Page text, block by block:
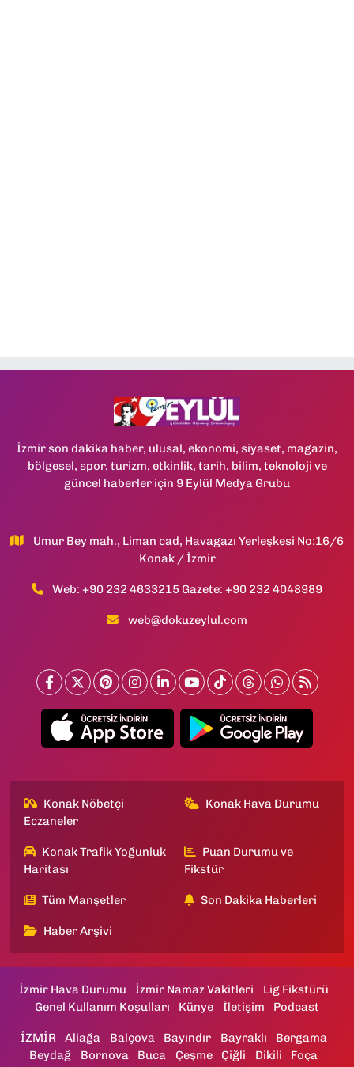
İzmir son dakika haber, ulusal, ekonomi, siyaset, magazin,
bölgesel, spor, turizm, etkinlik, tarih, bilim, teknoloji ve
güncel haberler için 9 Eylül Medya Grubu
Umur Bey mah., Liman cad, Havagazı Yerleşkesi No:16/6
Konak / İzmir
Web: +90 232 4633215 Gazete: +90 232 4048989
web@dokuzeylul.com
Konak Nöbetçi
Eczaneler
Konak Hava Durumu
Konak Trafik Yoğunluk
Haritası
Puan Durumu ve
Fikstür
Tüm Manşetler Son Dakika Haberleri
Haber Arşivi
İzmir Hava Durumu İzmir Namaz Vakitleri
Lig Fikstürü
Genel Kullanım Koşulları
Künye İletişim Podcast
İZMİR Aliağa Balçova Bayındır Bayraklı
Bergama
Beydağ
Bornova Buca Çeşme Çiğli Dikili
Foça